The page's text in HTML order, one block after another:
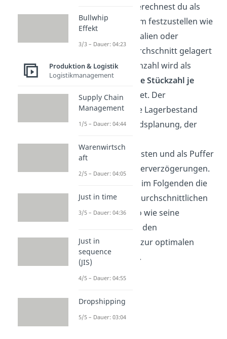
berechnest du als
Unternehmen, um festzustellen wie
viel Ware, Materialien oder
Rohstoffe im Durchschnitt gelagert
werden. Die Kennzahl wird als
durchschnittliche Stückzahl je
Periodeberechnet. Der
durchschnittliche Lagerbestand
dient der Bestandsplanung, der
Lagerhaltungskosten und als Puffer
für mögliche Lieferverzögerungen.
Wir schauen uns im Folgenden die
Formelfür den durchschnittlichen
Lagerbestand, so wie seine
und den
Zusammenhang zur optimalen
Bestellmenge an.
Bullwhip
Effekt
3/3 – Dauer: 04:23
Produktion & Logistik
Logistikmanagement
Supply Chain
Management
1/5 – Dauer: 04:44
Warenwirtsch
aft
2/5 – Dauer: 04:05
Just in time
3/5 – Dauer: 04:36
Just in
sequence
(JIS)
4/5 – Dauer: 04:55
Dropshipping
5/5 – Dauer: 03:04